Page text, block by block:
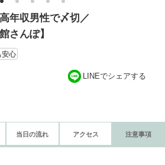
1 2 3 4 5
年収男性で〆切／
さんぽ】
安心
LINEでシェアする
当日の流れ アクセス 注意事項